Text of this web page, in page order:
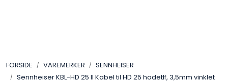
FORSIDE VAREMERKER
SENNHEISER
Sennheiser KBL-HD 25 II Kabel til HD 25 hodetlf, 3,5mm vinklet
LYD